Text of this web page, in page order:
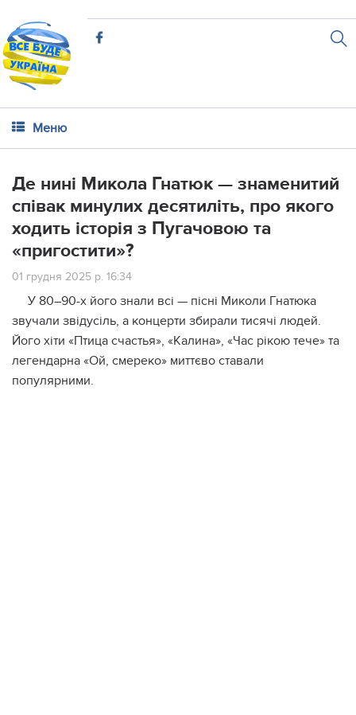
Меню
Де нині Микола Гнатюк — знаменитий
співак минулих десятиліть, про якого
ходить історія з Пугачовою та
«пригостити»?
01 грудня 2025 р. 16:34
У 80–90-х його знали всі — пісні Миколи Гнатюка
звучали звідусіль, а концерти збирали тисячі людей.
Його хіти «Птица счастья», «Калина», «Час рікою тече» та
легендарна «Ой, смереко» миттєво ставали
популярними.